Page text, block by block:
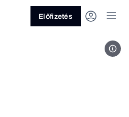
Előfizetés